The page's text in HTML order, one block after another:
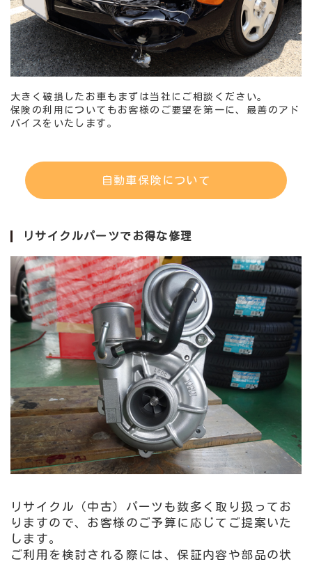
大きく破損したお車もまずは当社にご相談ください。
保険の利用についてもお客様のご要望を第一に、最善のアド
バイスをいたします。
自動車保険について
リサイクルパーツでお得な修理
リサイクル（中古）パーツも数多く取り扱ってお
りますので、お客様のご予算に応じてご提案いた
します。
ご利用を検討される際には、保証内容や部品の状